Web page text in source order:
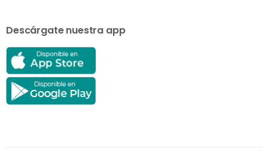
Descárgate nuestra app